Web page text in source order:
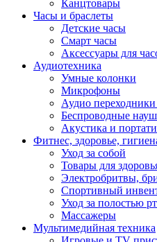
Канцтовары
Часы и браслеты
Детские часы
Смарт часы
Аксессуары для
Аудиотехника
Умные колонки
Микрофоны
Аудио
Беспроводные
Акустика и
Фитнес, здоровье,
Уход за собой
Товары для
Электробритвы,
Спортивный
Уход за полостью
Массажеры
Мультимедийная техника